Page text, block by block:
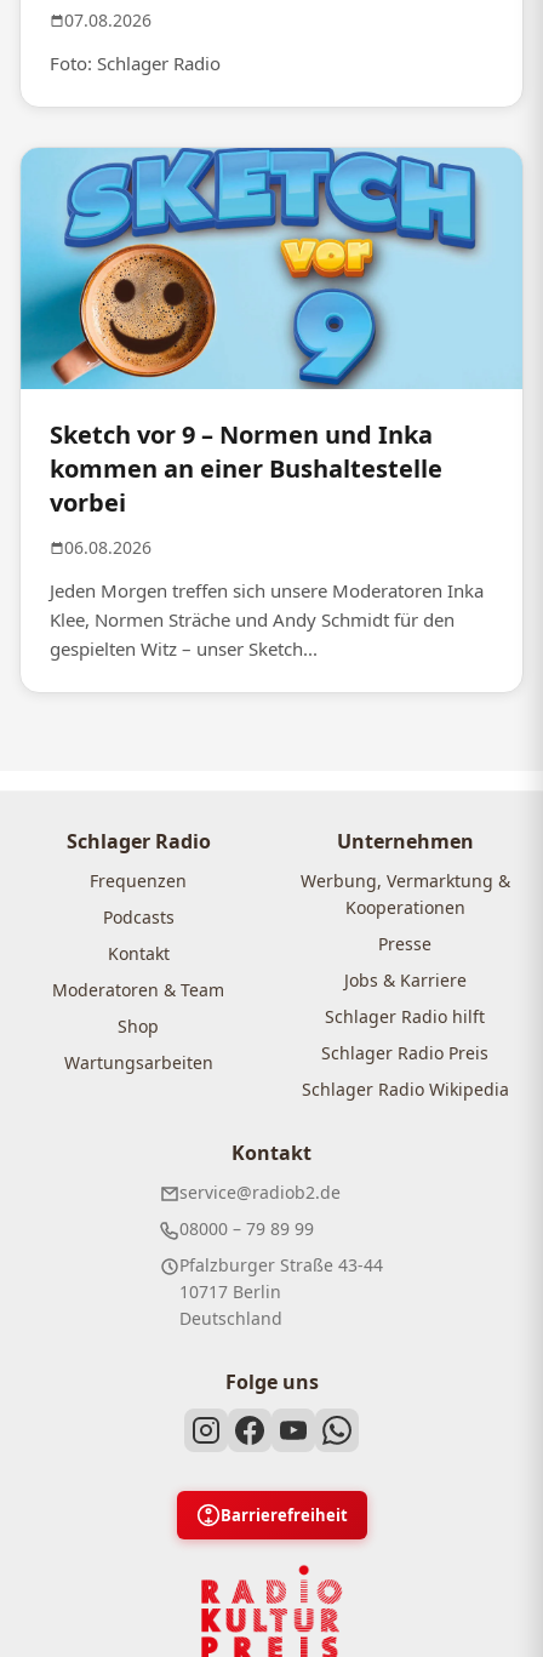
07.08.2026
Foto: Schlager Radio
Sketch vor 9 – Normen und Inka
kommen an einer Bushaltestelle
vorbei
06.08.2026
Jeden Morgen treffen sich unsere Moderatoren Inka
Klee, Normen Sträche und Andy Schmidt für den
gespielten Witz – unser Sketch...
Schlager Radio
Frequenzen
Podcasts
Kontakt
Moderatoren & Team
Shop
Wartungsarbeiten
Unternehmen
Werbung, Vermarktung &
Kooperationen
Presse
Jobs & Karriere
Schlager Radio hilft
Schlager Radio Preis
Schlager Radio Wikipedia
Kontakt
service@radiob2.de
08000 – 79 89 99
Pfalzburger Straße 43-44
10717 Berlin
Deutschland
Folge uns
Barrierefreiheit